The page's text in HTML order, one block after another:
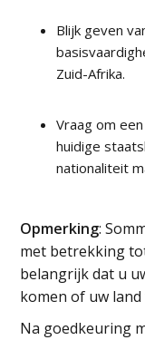
Blijk geven
Zuid-Afrika.
Vraag om
huidige
nationaliteit
Opmerking:
met betrekking
belangrijk dat u
komen of uw
Na goedkeuring